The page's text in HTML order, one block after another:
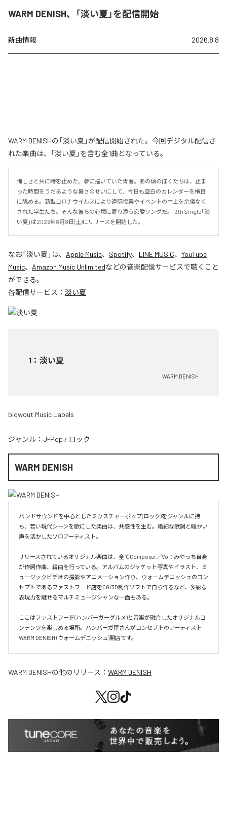
WARM DENISH、「淡い夏」を配信開始
新曲情報 2026.8.8
WARM DENISHの「淡い夏」が配信開始された。今回デジタル配信さ
れた楽曲は、「淡い夏」を含む全1曲となっている。
悔しさと共に時を止めた、夢に描いていた青春。あの頃のぼくたちは、止ま
った時間をうだるような暑さのせいにして、今日も空白のカレンダーを横目
に眺める。新型コロナウイルスにより遠隔授業やイベントの中止を余儀なく
された学生たち。そんな彼らの心境に寄り添う恋愛ソングだ。13th Single「淡
い夏」は2026年8月8日(土)にリリースを開始した。
なお「淡い夏 」は、 Apple Music、 Spotify、 LINE MUSIC、 YouTube
Music、 Amazon Music Unlimitedなどの音楽配信サービスで聴くこと
ができる。
各配信サービス： 淡い夏
1 ： 淡い夏
WARM DENISH
blowout Music Labels
ジャンル： J-Pop / ロック
WARM DENISH
バンドサウンドを中心としたミクスチャーポップ(ロック)をジャンルに持
ち、若い現代シーンを歌にした楽曲は、共感性を生む。繊細な歌詞と暖かい
声を活かしたソロアーティスト。
リリースされているオリジナル楽曲は、全てComposer／Vo：みやっち自身
が作詞作曲、編曲を行っている。アルバムのジャケット写真やイラスト、ミ
ュージックビデオの撮影やアニメーション作り、ウォームデニッシュのコン
セプトであるファストフード店をCG/3D制作ソフトで自ら作るなど、多彩な
表現力を魅せるマルチミュージシャンな一面もある。
ここはファストフード(ハンバーガーグルメ)と音楽が融合したオリジナルコ
ンテンツを楽しめる場所。ハンバーガ屋さんがコンセプトのアーティスト
WARM DENISH (ウォームデニッシュ)開店です。
WARM DENISHの他のリリース： WARM DENISH